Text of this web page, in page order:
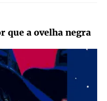
que a ovelha negra